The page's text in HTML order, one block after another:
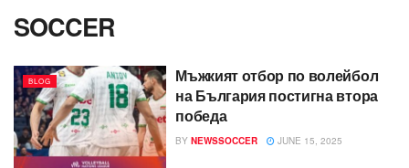
SOCCER
BLOG
Мъжкият отбор по волейбол
на България постигна втора
победа
BY NEWSSOCCER JUNE 15, 2025